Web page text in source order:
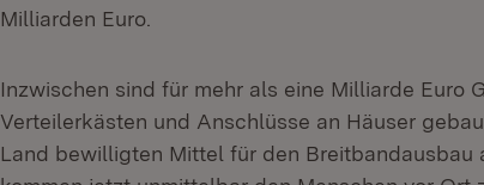
Milliarden Euro.
Inzwischen sind für mehr als eine Milliarde Euro
Verteilerkästen und Anschlüsse an Häuser
Land bewilligten Mittel für den Breitbandausbau